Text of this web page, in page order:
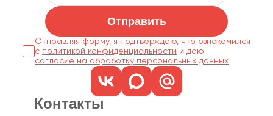
Отправить
Отправляя форму, я подтверждаю, что ознакомился
с политикой конфиденциальности
согласие на обработку персональных данных
Контакты